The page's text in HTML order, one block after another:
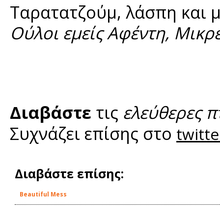
Ταρατατζούμ, λάσπη και
Ούλοι εμείς Αφέντη,
Διαβάστε τις ελεύθερες
Συχνάζει επίσης στο
Διαβάστε επίσης:
Beautiful Mess